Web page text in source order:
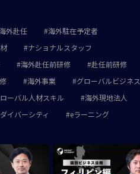
外赴任
海外駐在予定者
ナショナルスタッフ
海外赴任前研修
赴任前研修
海外事業
グローバルビジネス
ーバル人材スキル
海外現地法人
ダイバーシティ eラーニング